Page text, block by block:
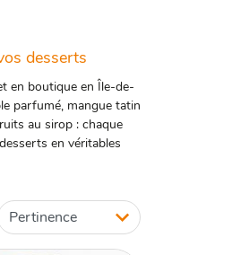
desserts
en boutique en Île-de-
parfumé, mangue tatin
au sirop : chaque
en véritables